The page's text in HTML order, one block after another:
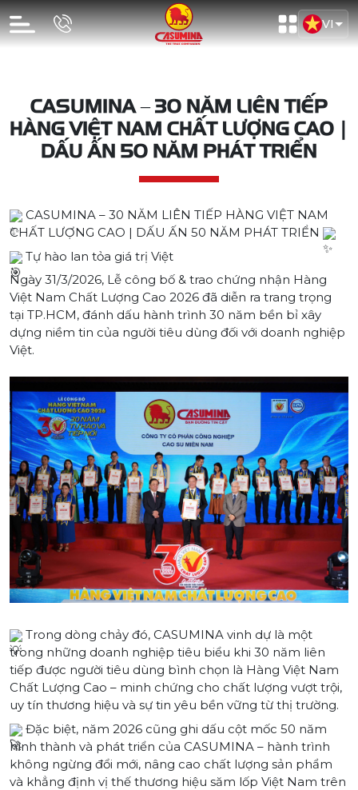
VI
CASUMINA – 30 NĂM LIÊN TIẾP
HÀNG VIỆT NAM CHẤT LƯỢNG CAO |
DẤU ẤN 50 NĂM PHÁT TRIỂN
CASUMINA – 30 NĂM LIÊN TIẾP HÀNG VIỆT NAM
CHẤT LƯỢNG CAO | DẤU ẤN 50 NĂM PHÁT TRIỂN
Tự hào lan tỏa giá trị Việt
Ngày 31/3/2026, Lễ công bố & trao chứng nhận Hàng
Việt Nam Chất Lượng Cao 2026 đã diễn ra trang trọng
tại TP.HCM, đánh dấu hành trình 30 năm bền bỉ xây
dựng niềm tin của người tiêu dùng đối với doanh nghiệp
Việt.
Trong dòng chảy đó, CASUMINA vinh dự là một
trong những doanh nghiệp tiêu biểu khi 30 năm liên
tiếp được người tiêu dùng bình chọn là Hàng Việt Nam
Chất Lượng Cao – minh chứng cho chất lượng vượt trội,
uy tín thương hiệu và sự tin yêu bền vững từ thị trường.
Đặc biệt, năm 2026 cũng ghi dấu cột mốc 50 năm
hình thành và phát triển của CASUMINA – hành trình
không ngừng đổi mới, nâng cao chất lượng sản phẩm
và khẳng định vị thế thương hiệu săm lốp Việt Nam trên